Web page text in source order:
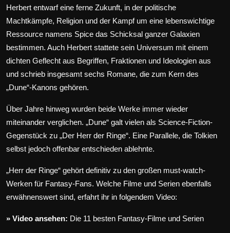
Herbert entwarf eine ferne Zukunft, in der politische
Machtkämpfe, Religion und der Kampf um eine lebenswichtige
Ressource namens Spice das Schicksal ganzer Galaxien
bestimmen. Auch Herbert stattete sein Universum mit einem
dichten Geflecht aus Begriffen, Fraktionen und Ideologien aus
und schrieb insgesamt sechs Romane, die zum Kern des
„Dune“-Kanons gehören.
Über Jahre hinweg wurden beide Werke immer wieder
miteinander verglichen. „Dune“ galt vielen als Science-Fiction-
Gegenstück zu „Der Herr der Ringe“. Eine Parallele, die Tolkien
selbst jedoch offenbar entschieden ablehnte.
„Herr der Ringe“ gehört definitiv zu den großen must-watch-
Werken für Fantasy-Fans. Welche Filme und Serien ebenfalls
erwähnenswert sind, erfahrt ihr in folgendem Video:
» Video ansehen: Die 11 besten Fantasy-Filme und Serien